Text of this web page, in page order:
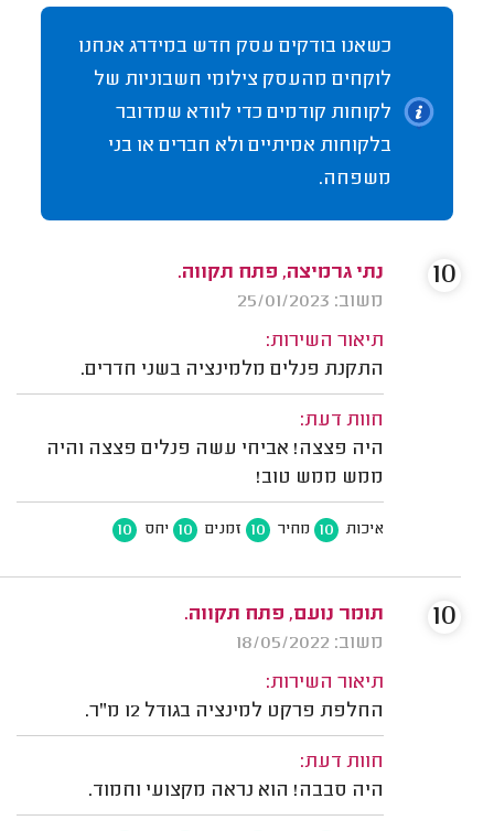
כשאנו בודקים עסק חדש במידרג אנחנו
לוקחים מהעסק צילומי חשבוניות של
לקוחות קודמים כדי לוודא שמדובר
בלקוחות אמיתיים ולא חברים או בני
משפחה.
נתי גרמיצה, פתח תקווה.
משוב: 25/01/2023
תיאור השירות:
התקנת פנלים מלמינציה בשני חדרים.
חוות דעת:
היה פצצה! אביחי עשה פנלים פצצה והיה
ממש ממש טוב!
איכות 10 מחיר 10 זמנים 10 יחס 10
10
תומר נועם, פתח תקווה.
משוב: 18/05/2022
תיאור השירות:
החלפת פרקט למינציה בגודל 12 מ"ר.
חוות דעת:
היה סבבה! הוא נראה מקצועי וחמוד.
10